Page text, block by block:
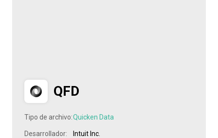
QFD
Tipo de archivo:Quicken Data
Desarrollador: Intuit Inc.